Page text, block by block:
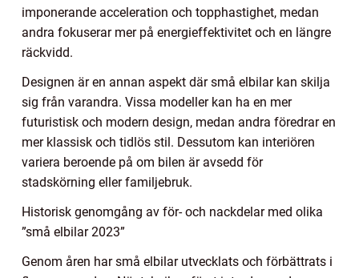
imponerande acceleration och topphastighet, medan
andra fokuserar mer på energieffektivitet och en längre
räckvidd.
Designen är en annan aspekt där små elbilar kan skilja
sig från varandra. Vissa modeller kan ha en mer
futuristisk och modern design, medan andra föredrar en
mer klassisk och tidlös stil. Dessutom kan interiören
variera beroende på om bilen är avsedd för
stadskörning eller familjebruk.
Historisk genomgång av för- och nackdelar med olika
”små elbilar 2023”
Genom åren har små elbilar utvecklats och förbättrats i